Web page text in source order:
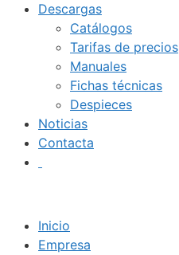
Descargas
Catálogos
Tarifas de precios
Manuales
Fichas técnicas
Despieces
Noticias
Contacta
Inicio
Empresa